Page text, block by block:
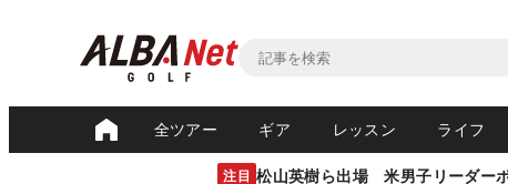
全ツアー ギア レッスン ライフ
注目 松山英樹ら出場 米男子リーダー